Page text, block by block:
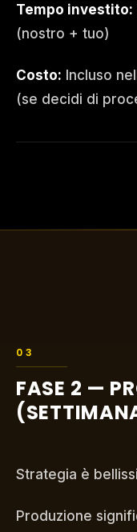
Tempo investito:
(nostro + tuo)
Costo: Incluso
(se decidi di
FASE 2 —
Strategia è
Produzione